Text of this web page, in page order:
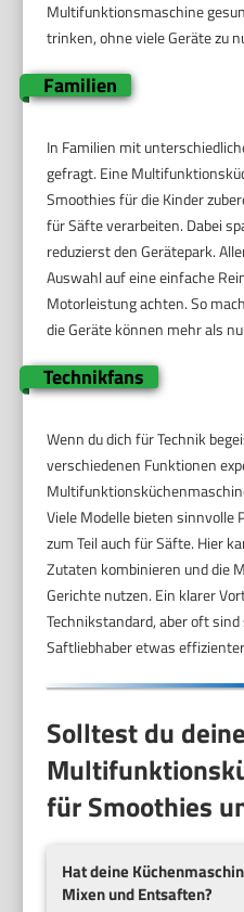
Multifunktionsmaschine
trinken, ohne viele Geräte zu
Familien
In Familien mit
gefragt. Eine
Smoothies für die Kinder
für Säfte verarbeiten. Dabei
reduzierst den Gerätepark.
Auswahl auf eine einfache
Motorleistung achten. So
die Geräte können mehr als
Technikfans
Wenn du dich für Technik
verschiedenen Funktionen
Viele Modelle bieten sinnvolle
zum Teil auch für Säfte. Hier
Zutaten kombinieren und die
Gerichte nutzen. Ein klarer
Technikstandard, aber oft
Saftliebhaber etwas
Solltest du deine
für Smoothies
Hat deine
Mixen und Entsaften?